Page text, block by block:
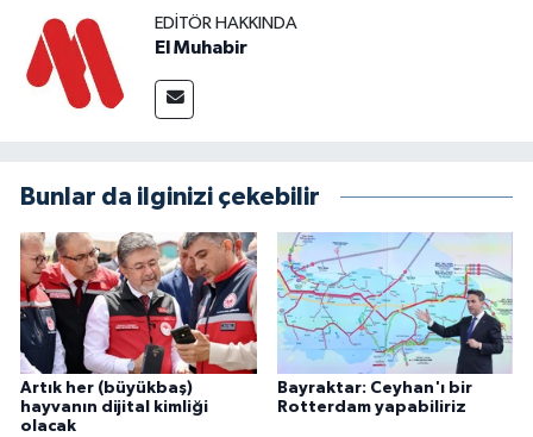
EDITÖR HAKKINDA
El Muhabir
Bunlar da ilginizi çekebilir
Artık her (büyükbaş)
hayvanın dijital kimliği
olacak
Bayraktar: Ceyhan'ı bir
Rotterdam yapabiliriz